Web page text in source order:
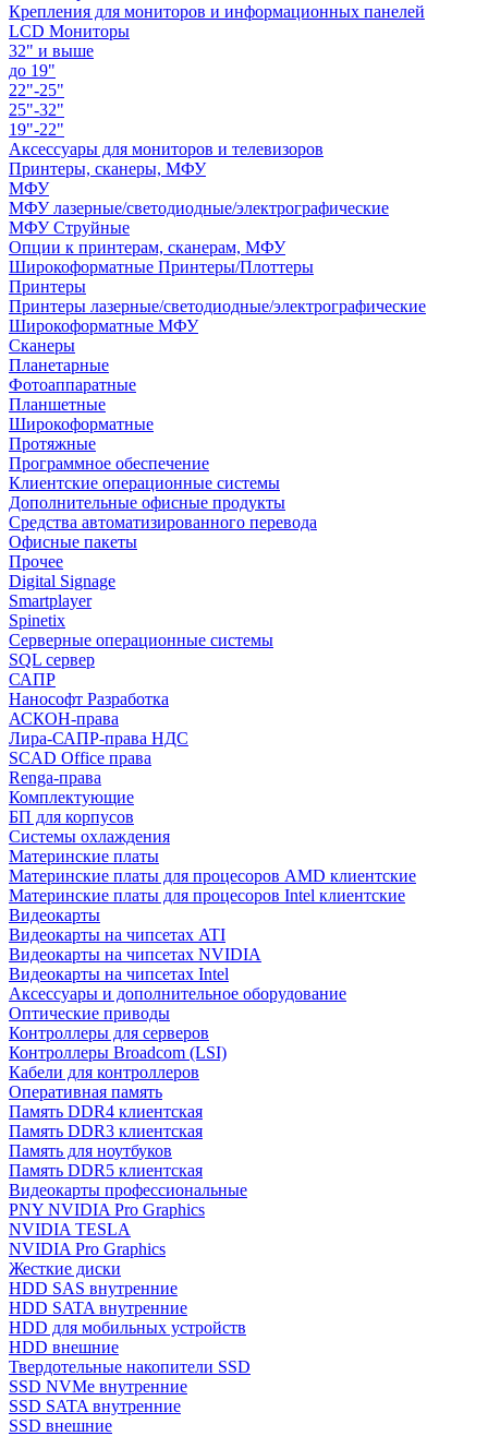
Крепления для мониторов и информационных панелей
LCD Мониторы
32" и выше
до 19"
22"-25"
25"-32"
19"-22"
Аксессуары для мониторов и телевизоров
Принтеры, сканеры, МФУ
МФУ
МФУ лазерные/светодиодные/электрографические
МФУ Струйные
Опции к принтерам, сканерам, МФУ
Широкоформатные Принтеры/Плоттеры
Принтеры
Принтеры лазерные/светодиодные/электрографические
Широкоформатные МФУ
Сканеры
Планетарные
Фотоаппаратные
Планшетные
Широкоформатные
Протяжные
Программное обеспечение
Клиентские операционные системы
Дополнительные офисные продукты
Средства автоматизированного перевода
Офисные пакеты
Прочее
Digital Signage
Smartplayer
Spinetix
Серверные операционные системы
SQL сервер
САПР
Нанософт Разработка
АСКОН-права
Лира-САПР-права НДС
SCAD Office права
Renga-права
Комплектующие
БП для корпусов
Системы охлаждения
Материнские платы
Материнские платы для процесоров AMD клиентские
Материнские платы для процесоров Intel клиентские
Видеокарты
Видеокарты на чипсетах ATI
Видеокарты на чипсетах NVIDIA
Видеокарты на чипсетах Intel
Аксессуары и дополнительное оборудование
Оптические приводы
Контроллеры для серверов
Контроллеры Broadcom (LSI)
Кабели для контроллеров
Оперативная память
Память DDR4 клиентская
Память DDR3 клиентская
Память для ноутбуков
Память DDR5 клиентская
Видеокарты профессиональные
PNY NVIDIA Pro Graphics
NVIDIA TESLA
NVIDIA Pro Graphics
Жесткие диски
HDD SAS внутренние
HDD SATA внутренние
HDD для мобильных устройств
HDD внешние
Твердотельные накопители SSD
SSD NVMe внутренние
SSD SATA внутренние
SSD внешние